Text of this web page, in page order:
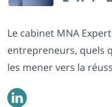
Le cabinet MNA
entrepreneurs, quels
les mener vers la